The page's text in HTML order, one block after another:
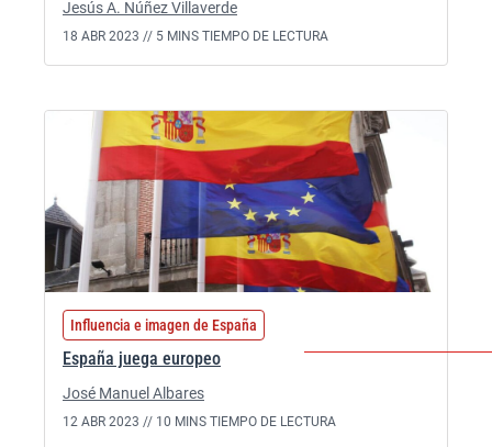
Jesús A. Núñez Villaverde
18 ABR 2023 // 5 MINS TIEMPO DE LECTURA
Influencia e imagen de España
España juega europeo
José Manuel Albares
12 ABR 2023 // 10 MINS TIEMPO DE LECTURA